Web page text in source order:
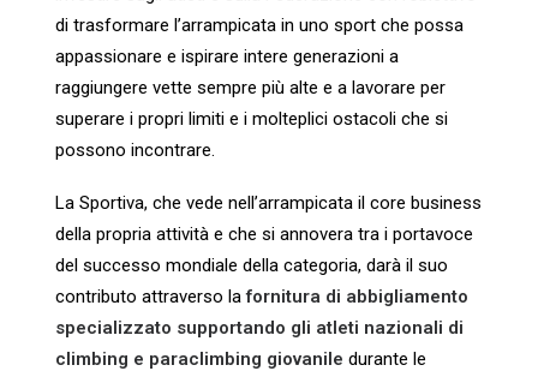
di trasformare l’arrampicata in uno sport che possa
appassionare e ispirare intere generazioni a
raggiungere vette sempre più alte e a lavorare per
superare i propri limiti e i molteplici ostacoli che si
possono incontrare.
La Sportiva, che vede nell’arrampicata il core business
della propria attività e che si annovera tra i portavoce
del successo mondiale della categoria, darà il suo
contributo attraverso lafornitura di abbigliamento
specializzato supportando gli atleti nazionali di
climbing e paraclimbing giovanile durante le